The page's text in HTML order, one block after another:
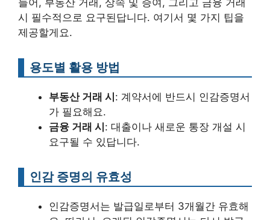
시 필수적으로 요구된답니다. 여기서 몇 가지 팁을
제공할게요.
용도별 활용 방법
부동산 거래 시: 계약서에 반드시 인감증명서
가 필요해요.
금융 거래 시: 대출이나 새로운 통장 개설 시
요구될 수 있답니다.
인감 증명의 유효성
인감증명서는 발급일로부터 3개월간 유효해